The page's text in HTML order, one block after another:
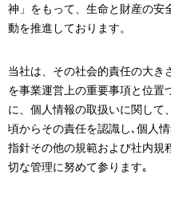
神」をもって、生命と財産の安
動を推進しております。
当社は、その社会的責任の大き
を事業運営上の重要事項と位置
に、個人情報の取扱いに関して
頃からその責任を認識し､個人
指針その他の規範および社内規
切な管理に努めて参ります｡